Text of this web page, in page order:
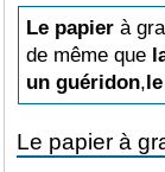
Le papier à
de même que
un guéridon,